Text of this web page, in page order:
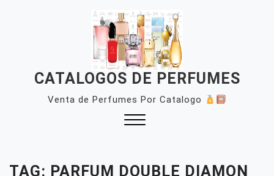
CATALOGOS DE PERFUMES
Venta de Perfumes Por Catalogo
TAG: PARFUM DOUBLE DIAMON